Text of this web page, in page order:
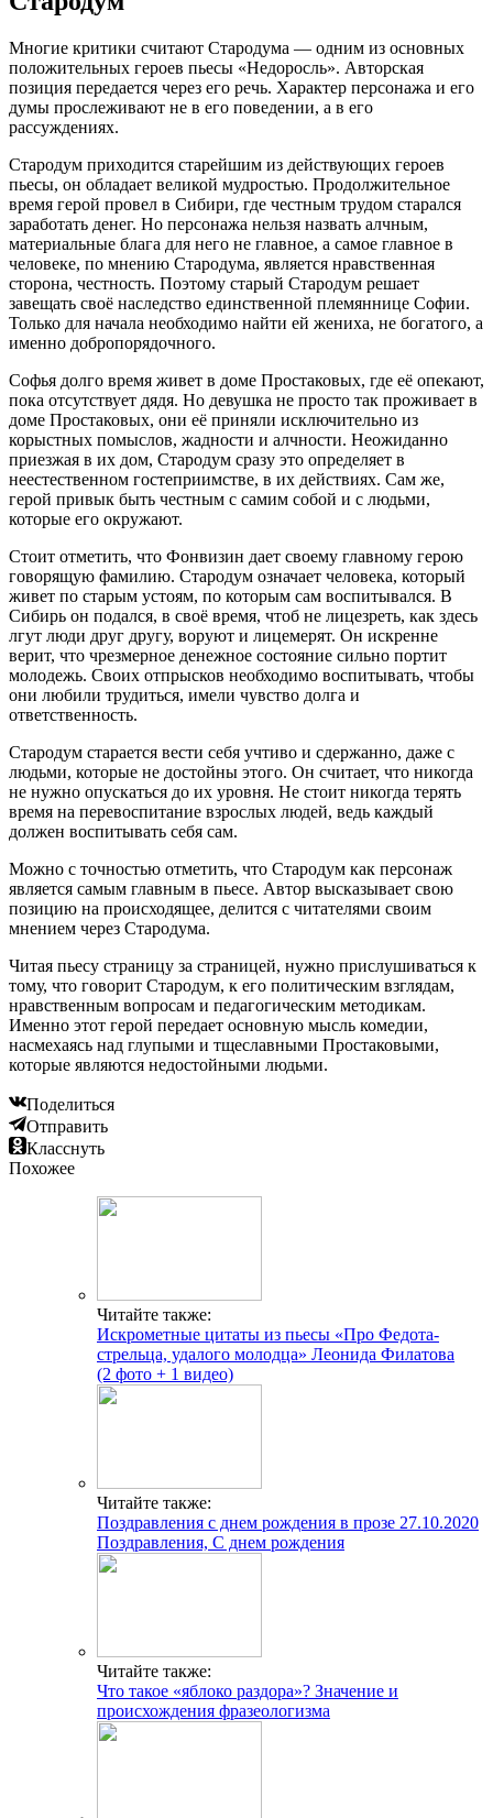
Многие критики считают Стародума — одним из основных
положительных героев пьесы «Недоросль». Авторская
позиция передается через его речь. Характер персонажа и его
думы прослеживают не в его поведении, а в его
рассуждениях.
Стародум приходится старейшим из действующих героев
пьесы, он обладает великой мудростью. Продолжительное
время герой провел в Сибири, где честным трудом старался
заработать денег. Но персонажа нельзя назвать алчным,
материальные блага для него не главное, а самое главное в
человеке, по мнению Стародума, является нравственная
сторона, честность. Поэтому старый Стародум решает
завещать своё наследство единственной племяннице Софии.
Только для начала необходимо найти ей жениха, не богатого, а
именно добропорядочного.
Софья долго время живет в доме Простаковых, где её опекают,
пока отсутствует дядя. Но девушка не просто так проживает в
доме Простаковых, они её приняли исключительно из
корыстных помыслов, жадности и алчности. Неожиданно
приезжая в их дом, Стародум сразу это определяет в
неестественном гостеприимстве, в их действиях. Сам же,
герой привык быть честным с самим собой и с людьми,
которые его окружают.
Стоит отметить, что Фонвизин дает своему главному герою
говорящую фамилию. Стародум означает человека, который
живет по старым устоям, по которым сам воспитывался. В
Сибирь он подался, в своё время, чтоб не лицезреть, как здесь
лгут люди друг другу, воруют и лицемерят. Он искренне
верит, что чрезмерное денежное состояние сильно портит
молодежь. Своих отпрысков необходимо воспитывать, чтобы
они любили трудиться, имели чувство долга и
ответственность.
Стародум старается вести себя учтиво и сдержанно, даже с
людьми, которые не достойны этого. Он считает, что никогда
не нужно опускаться до их уровня. Не стоит никогда терять
время на перевоспитание взрослых людей, ведь каждый
должен воспитывать себя сам.
Можно с точностью отметить, что Стародум как персонаж
является самым главным в пьесе. Автор высказывает свою
позицию на происходящее, делится с читателями своим
мнением через Стародума.
Читая пьесу страницу за страницей, нужно прислушиваться к
тому, что говорит Стародум, к его политическим взглядам,
нравственным вопросам и педагогическим методикам.
Именно этот герой передает основную мысль комедии,
насмехаясь над глупыми и тщеславными Простаковыми,
которые являются недостойными людьми.
Поделиться
Отправить
Класснуть
Похожее
Читайте также:
Искрометные цитаты из пьесы «Про Федота-
стрельца, удалого молодца» Леонида Филатова
(2 фото + 1 видео)
Читайте также:
Поздравления с днем рождения в прозе 27.10.2020
Поздравления, С днем рождения
Читайте также:
Что такое «яблоко раздора»? Значение и
происхождения фразеологизма